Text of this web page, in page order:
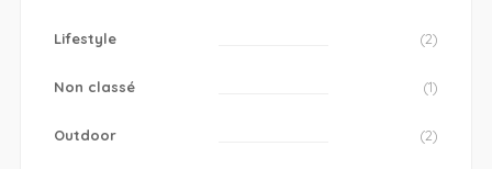
Lifestyle (2)
Non classé (1)
Outdoor (2)